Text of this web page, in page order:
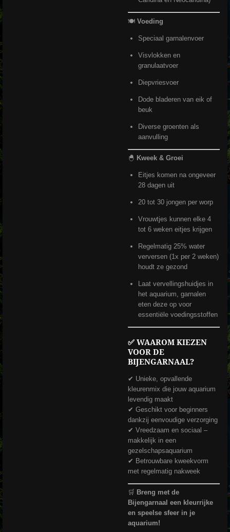
🍽️ Voeding
Speciaal garnalenvoer
Visvlokken en
granulaatvoer
Diepvriesvoer
Dode bladeren van eik of
beuk
Diverse groenten als
aanvulling
🐣 Kweek & Groei
Eitjes komen na ongeveer
28 dagen uit
20 tot 30 jongen per worp
Vrouwtjes kunnen elke 4
tot 6 weken eitjes krijgen
Regelmatig 25% water
verversen (1x per 2 weken)
houdt ze gezond
Laat vervellingshuidjes in
het aquarium, garnalen
eten deze op voor
essentiële voedingsstoffen
✅ WAAROM KIEZEN
VOOR DE
BIJENGARNAAL?
✔ Unieke, opvallende
kleurenmix die jouw aquarium
levendig maakt
✔ Geschikt voor beginners
dankzij eenvoudige verzorging
✔ Vreedzaam en sociaal –
makkelijk in een
gezelschapsaquarium
✔ Betrouwbare kweekvorm
met regelmatig nakweek
🛒 Breng met de
Bijengarnaal een kleurrijke
en speelse sfeer in je
aquarium!